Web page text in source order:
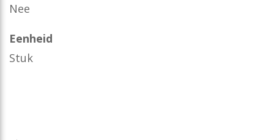
Nee
Eenheid
Stuk